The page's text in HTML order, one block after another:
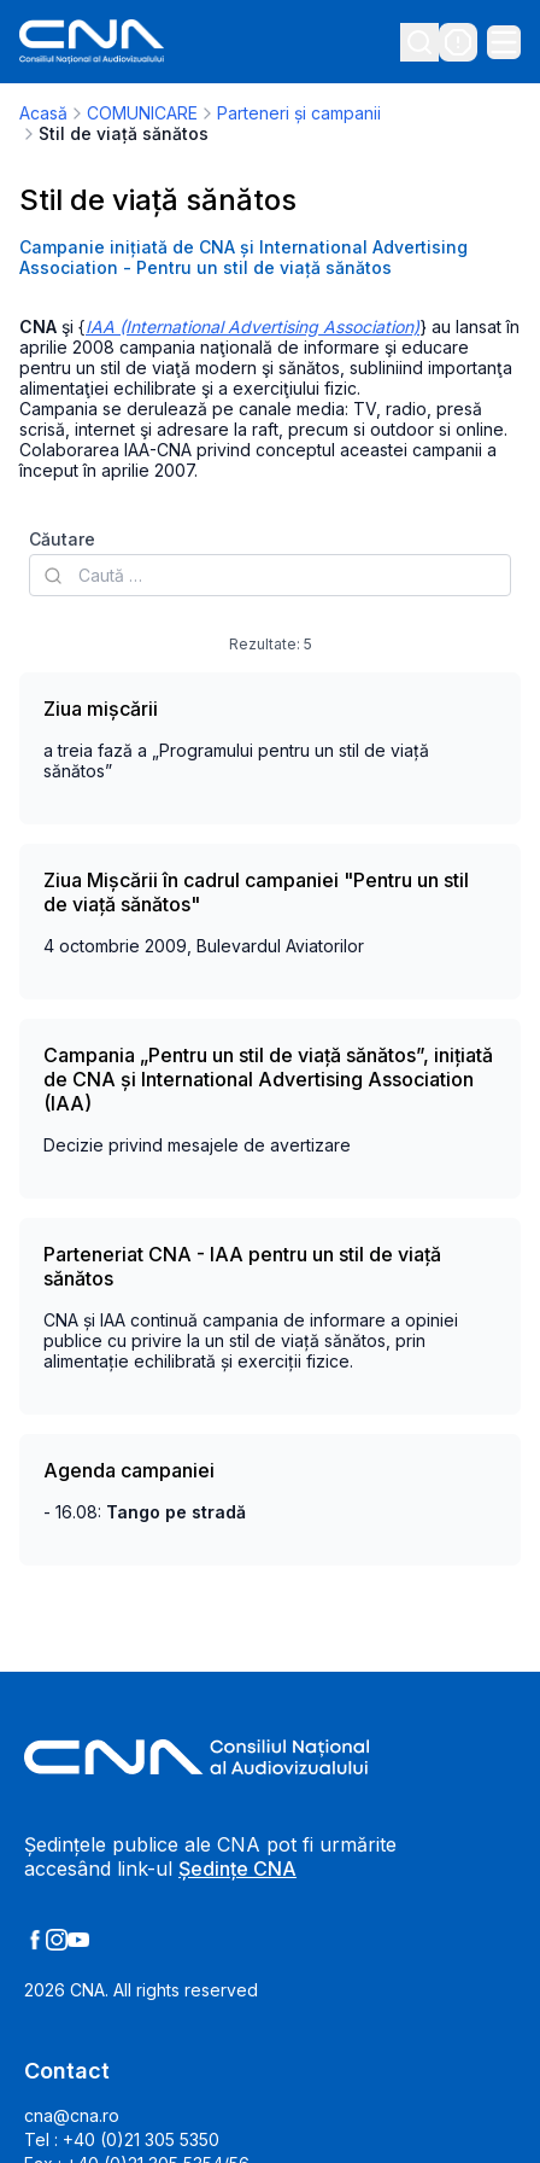
Acasă COMUNICARE
Parteneri și campanii
Stil de viață sănătos
Stil de viață sănătos
Campanie inițiată de CNA și International Advertising
Association - Pentru un stil de viață sănătos
CNA şi {IAA (International Advertising Association)} au lansat în
aprilie 2008 campania naţională de informare şi educare
pentru un stil de viaţă modern şi sănătos, subliniind importanţa
alimentaţiei echilibrate şi a exerciţiului fizic.
Campania se derulează pe canale media: TV, radio, presă
scrisă, internet şi adresare la raft, precum si outdoor si online.
Colaborarea IAA-CNA privind conceptul aceastei campanii a
început în aprilie 2007.
Căutare
Rezultate: 5
Ziua mișcării
a treia fază a „Programului pentru un stil de viață
sănătos”
Ziua Mișcării în cadrul campaniei "Pentru un stil
de viață sănătos"
4 octombrie 2009, Bulevardul Aviatorilor
Campania „Pentru un stil de viață sănătos”, inițiată
de CNA și International Advertising Association
(IAA)
Decizie privind mesajele de avertizare
Parteneriat CNA - IAA pentru un stil de viață
sănătos
CNA și IAA continuă campania de informare a opiniei
publice cu privire la un stil de viață sănătos, prin
alimentație echilibrată și exerciții fizice.
Agenda campaniei
- 16.08: Tango pe stradă
Ședințele publice ale CNA pot fi urmărite
accesând link-ul Ședințe CNA
2026 CNA. All rights reserved
Contact
cna@cna.ro
Tel : +40 (0)21 305 5350